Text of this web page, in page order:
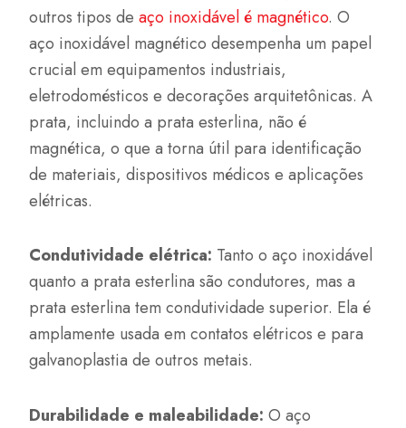
outros tipos deaço inoxidável é magnético. O
aço inoxidável magnético desempenha um papel
crucial em equipamentos industriais,
eletrodomésticos e decorações arquitetônicas. A
prata, incluindo a prata esterlina, não é
magnética, o que a torna útil para identificação
de materiais, dispositivos médicos e aplicações
elétricas.
Condutividade elétrica: Tanto o aço inoxidável
quanto a prata esterlina são condutores, mas a
prata esterlina tem condutividade superior. Ela é
amplamente usada em contatos elétricos e para
galvanoplastia de outros metais.
Durabilidade e maleabilidade:O aço